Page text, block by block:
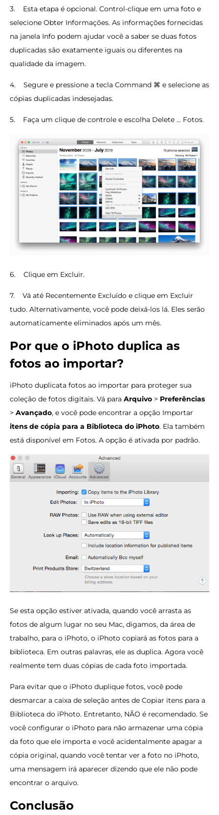
3. Esta etapa é opcional. Control-clique em uma foto e
selecione Obter Informações. As informações fornecidas
na janela Info podem ajudar você a saber se duas fotos
duplicadas são exatamente iguais ou diferentes na
qualidade da imagem.
4. Segure e pressione a tecla Command ⌘ e selecione as
cópias duplicadas indesejadas.
5. Faça um clique de controle e escolha Delete ... Fotos.
6. Clique em Excluir.
7. Vá até Recentemente Excluído e clique em Excluir
tudo. Alternativamente, você pode deixá-los lá. Eles serão
automaticamente eliminados após um mês.
Por que o iPhoto duplica as
fotos ao importar?
iPhoto duplicata fotos ao importar para proteger sua
coleção de fotos digitais. Vá para Arquivo > Preferências
> Avançado, e você pode encontrar a opção Importar
itens de cópia para a Biblioteca do iPhoto. Ela também
está disponível em Fotos. A opção é ativada por padrão.
Se esta opção estiver ativada, quando você arrasta as
fotos de algum lugar no seu Mac, digamos, da área de
trabalho, para o iPhoto, o iPhoto copiará as fotos para a
biblioteca. Em outras palavras, ele as duplica. Agora você
realmente tem duas cópias de cada foto importada.
Para evitar que o iPhoto duplique fotos, você pode
desmarcar a caixa de seleção antes de Copiar itens para a
Biblioteca do iPhoto. Entretanto, NÃO é recomendado. Se
você configurar o iPhoto para não armazenar uma cópia
da foto que ele importa e você acidentalmente apagar a
cópia original, quando você tentar ver a foto no iPhoto,
uma mensagem irá aparecer dizendo que ele não pode
encontrar o arquivo.
Conclusão